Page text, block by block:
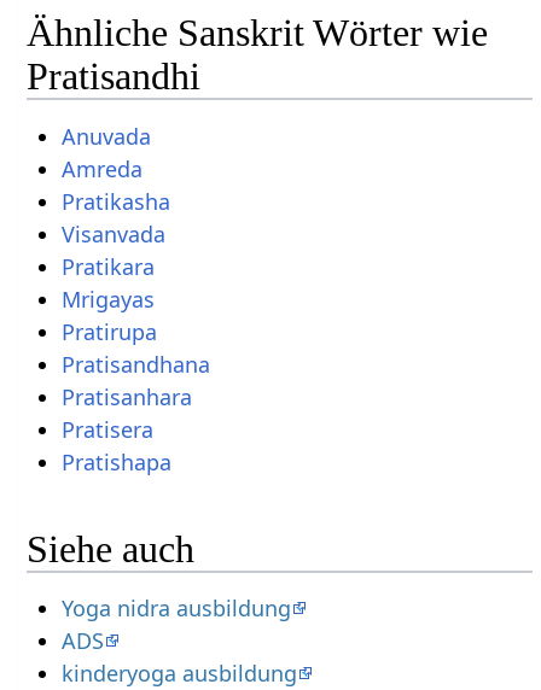
Ähnliche Sanskrit Wörter wie
Pratisandhi
Anuvada
Amreda
Pratikasha
Visanvada
Pratikara
Mrigayas
Pratirupa
Pratisandhana
Pratisanhara
Pratisera
Pratishapa
Siehe auch
Yoga nidra ausbildung
ADS
kinderyoga ausbildung